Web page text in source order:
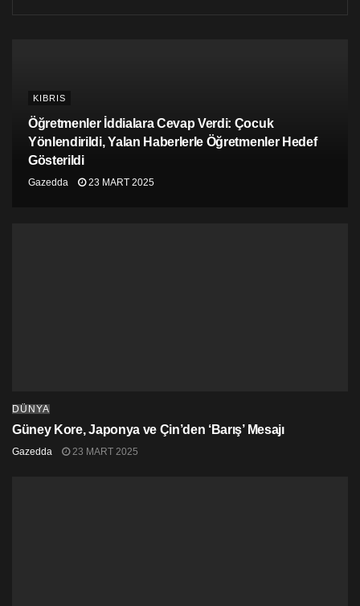
KIBRIS
Öğretmenler İddialara Cevap Verdi: Çocuk
Yönlendirildi, Yalan Haberlerle Öğretmenler Hedef
Gösterildi
Gazedda 23 MART 2025
DÜNYA
Güney Kore, Japonya ve Çin’den ‘Barış’ Mesajı
Gazedda 23 MART 2025